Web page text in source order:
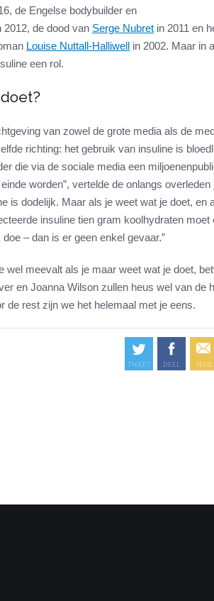
de Engelse bodybuilder en
2012, de dood van Serge Nubret in 2011 en
Louise Nuttall-Halliwell in 2002. Maar in
een rol.
van zowel de grote media als de
richting: het gebruik van insuline is
die via de sociale media een
worden”, vertelde de onlangs overleden
is dodelijk. Maar als je weet wat je doet, en
insuline tien gram koolhydraten moet
– dan is er geen enkel gevaar.”
wel meevalt als je maar weet wat je doet,
en Joanna Wilson zullen heus wel van de
de rest zijn we het helemaal met je eens.